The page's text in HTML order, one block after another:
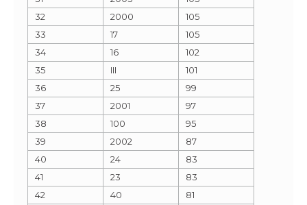
32
2000
105
33
17
105
34
16
102
35
III
101
36
25
99
37
2001
97
38
100
95
39
2002
87
40
24
83
41
23
83
42
40
81